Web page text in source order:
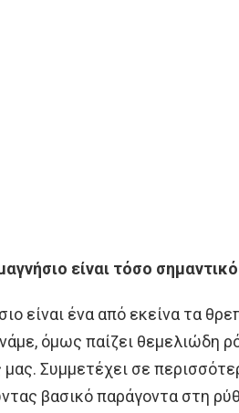
είναι τόσο σημαντικό
είναι ένα από εκείνα τα
όμως παίζει θεμελιώδη
Συμμετέχει σε
βασικό παράγοντα στη